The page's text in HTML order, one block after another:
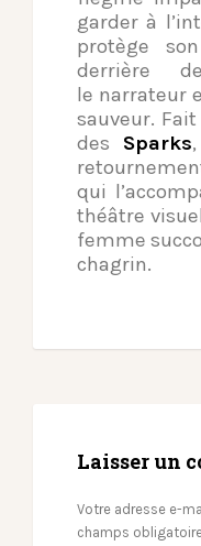
garder à
protège
derrière
le narrateur
sauveur.
des Sparks
qui
théâtre
femme
chagrin.
Laisser un
Votre adresse e-
champs